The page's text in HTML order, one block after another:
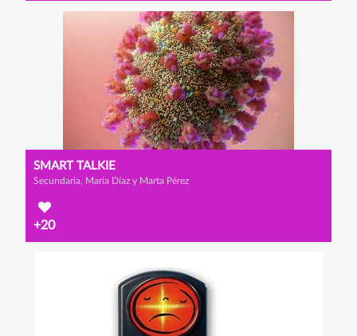
SMART TALKIE
Secundaria, María Díaz y Marta Pérez
+20